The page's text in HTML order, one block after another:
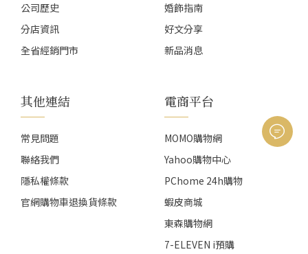
公司歷史
分店資訊
全省經銷門市
婚飾指南
好文分享
新品消息
其他連結
常見問題
聯絡我們
隱私權條款
官網購物車退換貨條款
電商平台
MOMO購物網
Yahoo購物中心
PChome 24h購物
蝦皮商城
東森購物網
7-ELEVEN i預購